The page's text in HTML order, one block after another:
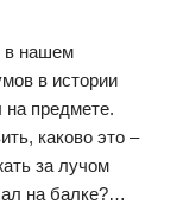
в нашем
в истории
на предмете.
каково это –
за лучом
на балке?…